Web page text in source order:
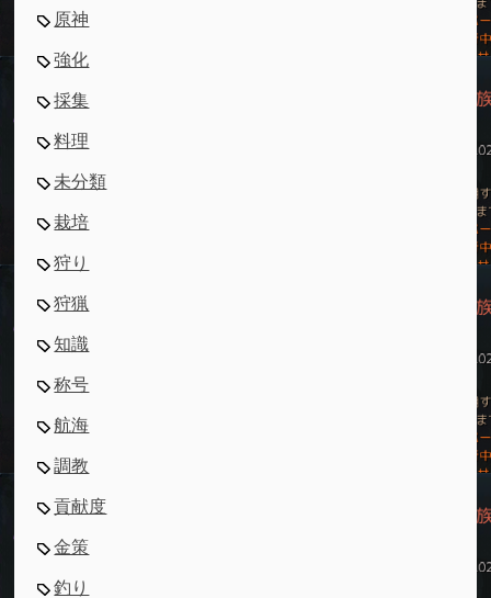
原神
強化
採集
料理
未分類
栽培
狩り
狩猟
知識
称号
航海
調教
貢献度
金策
釣り